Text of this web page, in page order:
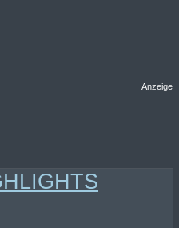
Anzeige